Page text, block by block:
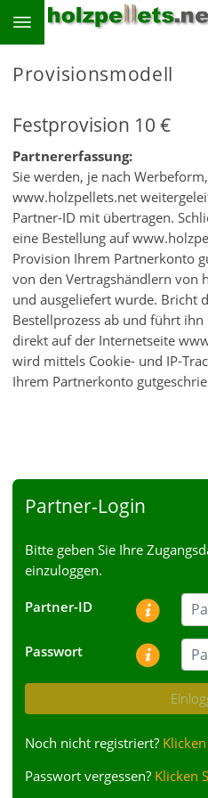
Provisionsmodell
Festprovision 10 €
Partnererfassung:
Sie werden, je nach
www.holzpellets.net
Partner-ID mit übertragen.
eine Bestellung auf
Provision Ihrem Partnerkonto
von den Vertragshändlern von
und ausgeliefert wurde. Bricht
Bestellprozess ab und führt
direkt auf der Internetseite
wird mittels Cookie- und IP-
Ihrem Partnerkonto
Partner-Login
Bitte geben Sie Ihre
einzuloggen.
Partner-ID
Passwort
Noch nicht registriert?
Passwort vergessen? Klicken